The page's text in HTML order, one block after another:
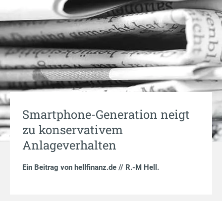
Smartphone-Generation neigt
zu konservativem
Anlageverhalten
Ein Beitrag von hellfinanz.de // R.-M Hell .